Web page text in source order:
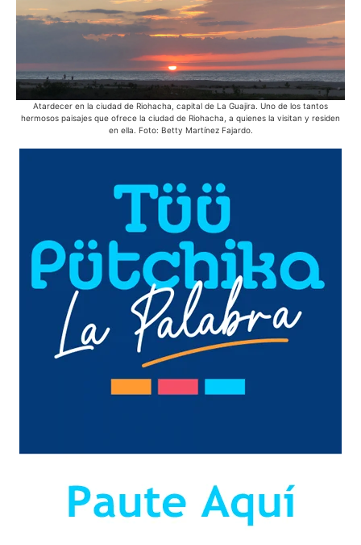
Atardecer en la ciudad de Riohacha, capital de La Guajira. Uno de los tantos
hermosos paisajes que ofrece la ciudad de Riohacha, a quienes la visitan y residen
en ella. Foto: Betty Martínez Fajardo.